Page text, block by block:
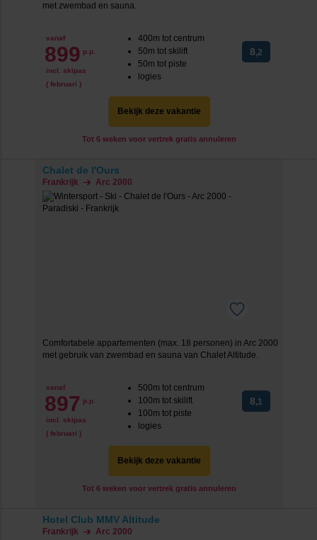
met zwembad en sauna.
vanaf
899 p.p.
incl. skipas
( februari )
400m tot centrum
50m tot skilift
50m tot piste
logies
8,2
Bekijk deze vakantie
Tot 6 weken voor vertrek gratis annuleren
Chalet de l'Ours
Frankrijk Arc 2000
Comfortabele appartementen (max. 18 personen) in Arc 2000
met gebruik van zwembad en sauna van Chalet Altitude.
vanaf
897 p.p.
incl. skipas
( februari )
500m tot centrum
100m tot skilift
100m tot piste
logies
8,1
Bekijk deze vakantie
Tot 6 weken voor vertrek gratis annuleren
Hotel Club MMV Altitude
Frankrijk Arc 2000